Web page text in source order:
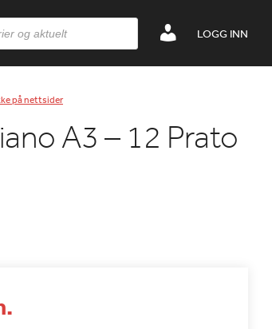
LOGG INN
på nettsider
A3 – 12 Prato